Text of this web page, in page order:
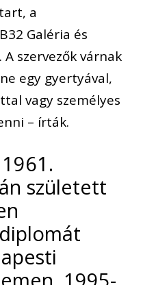
a
Galéria és
szervezők várnak
egy gyertyával,
vagy személyes
– írták.
született